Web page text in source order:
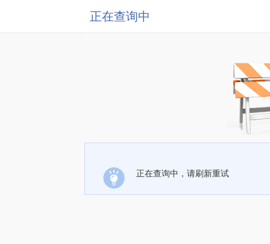
正在查询中
正在查询中，请刷新重试